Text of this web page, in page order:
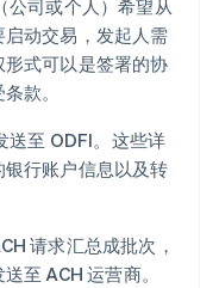
公司或个人）希望从
动交易，发起人需
式可以是签署的协
款。
送至 ODFI。这些详
行账户信息以及转
请求汇总成批次，
至 ACH 运营商。